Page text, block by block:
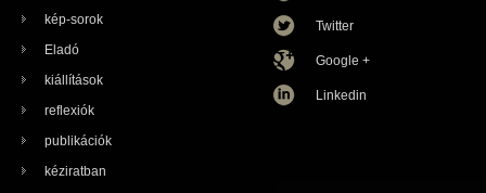
kép-sorok
Eladó
kiállítások
reflexiók
publikációk
kéziratban
Twitter
Google +
Linkedin